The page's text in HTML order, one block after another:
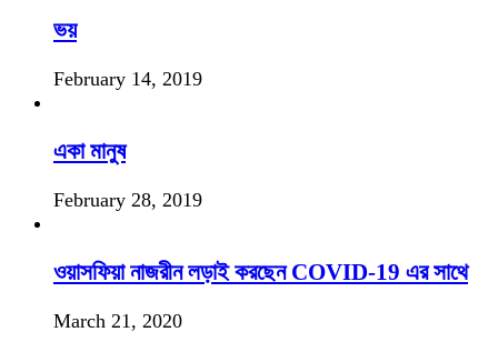
ভয়
February 14, 2019
একা মানুষ
February 28, 2019
ওয়াসফিয়া নাজরীন লড়াই করছেন COVID-19 এর সাথে
March 21, 2020